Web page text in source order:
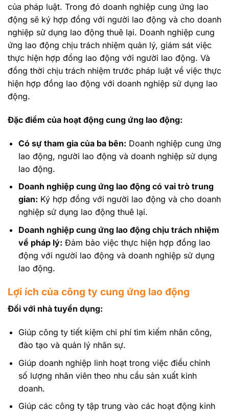
của pháp luật. Trong đó doanh nghiệp cung ứng lao
động sẽ ký hợp đồng với người lao động và cho doanh
nghiệp sử dụng lao động thuê lại. Doanh nghiệp cung
ứng lao động chịu trách nhiệm quản lý, giám sát việc
thực hiện hợp đồng lao động với người lao động. Và
đồng thời chịu trách nhiệm trước pháp luật về việc thực
hiện hợp đồng lao động với doanh nghiệp sử dụng lao
động.
Đặc điểm của hoạt động cung ứng lao động:
Có sự tham gia của ba bên: Doanh nghiệp cung ứng
lao động, người lao động và doanh nghiệp sử dụng
lao động.
Doanh nghiệp cung ứng lao động có vai trò trung
gian: Ký hợp đồng với người lao động và cho doanh
nghiệp sử dụng lao động thuê lại.
Doanh nghiệp cung ứng lao động chịu trách nhiệm
về pháp lý: Đảm bảo việc thực hiện hợp đồng lao
động với người lao động và doanh nghiệp sử dụng
lao động.
Lợi ích của công ty cung ứng lao động
Đối với nhà tuyển dụng:
Giúp công ty tiết kiệm chi phí tìm kiếm nhân công,
đào tạo và quản lý nhân sự.
Giúp doanh nghiệp linh hoạt trong việc điều chỉnh
số lượng nhân viên theo nhu cầu sản xuất kinh
doanh.
Giúp các công ty tập trung vào các hoạt động kinh